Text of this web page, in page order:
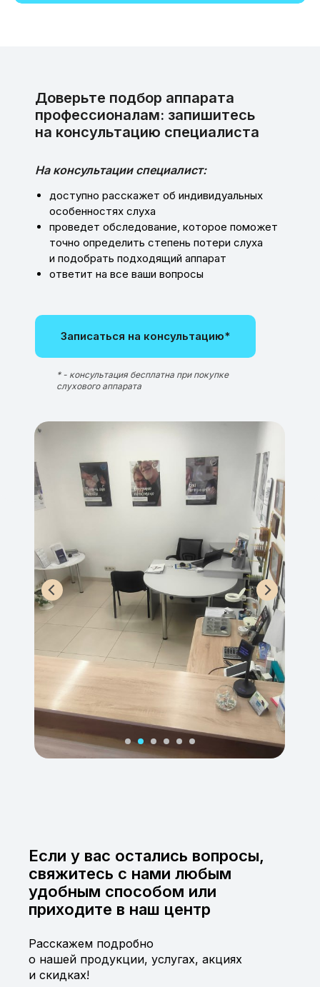
Записаться на консультацию*
доступно расскажет об индивидуальных
особенностях слуха
проведет обследование, которое поможет
точно определить степень потери слуха
и подобрать подходящий аппарат
ответит на все ваши вопросы
На консультации специалист:
* - консультация бесплатна при покупке
слухового аппарата
Доверьте подбор аппарата
профессионалам: запишитесь
на консультацию специалиста
Если у вас остались вопросы,
свяжитесь с нами любым
удобным способом или
приходите в наш центр
Расскажем подробно
о нашей продукции, услугах, акциях
и скидках!